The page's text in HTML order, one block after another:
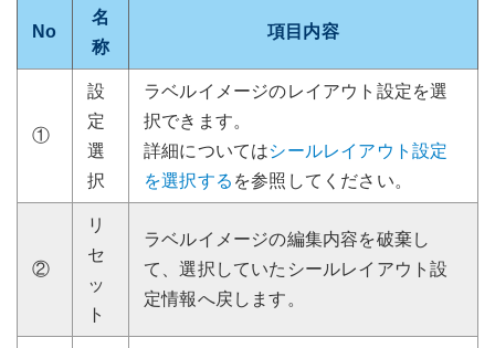
No
名
称
項目内容
①
設
定
選
択
ラベルイメージのレイアウト設定を選
択できます。
詳細についてはシールレイアウト設定
を選択する を参照してください。
②
リ
セ
ッ
ト
ラベルイメージの編集内容を破棄し
て、選択していたシールレイアウト設
定情報へ戻します。